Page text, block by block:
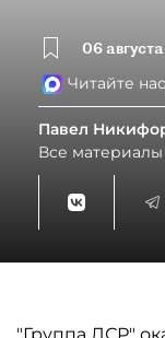
06
Читайте
Павел
Все материалы